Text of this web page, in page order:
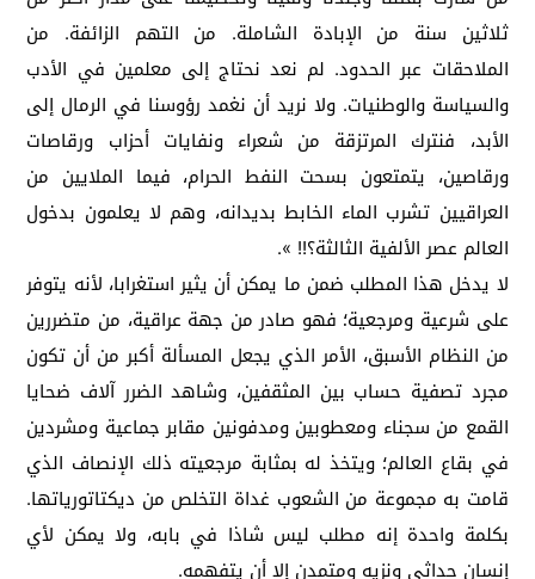
ثلاثين سنة من الإبادة الشاملة. من التهم الزائفة. من
الملاحقات عبر الحدود. لم نعد نحتاج إلى معلمين في الأدب
والسياسة والوطنيات. ولا نريد أن نغمد رؤوسنا في الرمال إلى
الأبد، فنترك المرتزقة من شعراء ونفايات أحزاب ورقاصات
ورقاصين، يتمتعون بسحت النفط الحرام، فيما الملايين من
العراقيين تشرب الماء الخابط بديدانه، وهم لا يعلمون بدخول
العالم عصر الألفية الثالثة؟!! ».
لا يدخل هذا المطلب ضمن ما يمكن أن يثير استغرابا، لأنه يتوفر
على شرعية ومرجعية؛ فهو صادر من جهة عراقية، من متضررين
من النظام الأسبق، الأمر الذي يجعل المسألة أكبر من أن تكون
مجرد تصفية حساب بين المثقفين، وشاهد الضرر آلاف ضحايا
القمع من سجناء ومعطوبين ومدفونين مقابر جماعية ومشردين
في بقاع العالم؛ ويتخذ له بمثابة مرجعيته ذلك الإنصاف الذي
قامت به مجموعة من الشعوب غداة التخلص من ديكتاتورياتها.
بكلمة واحدة إنه مطلب ليس شاذا في بابه، ولا يمكن لأي
إنسان حداثي ونزيه ومتمدن إلا أن يتفهمه.